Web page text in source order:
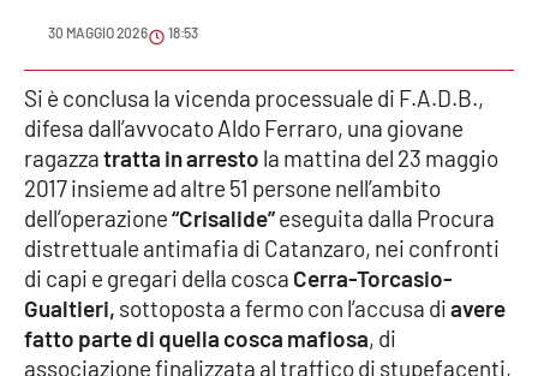
Meteo
Editoriali
VIDEO
Ambiente
Cronaca
30 MAGGIO 2026 18:53
Si è conclusa la vicenda processuale di F.A.D.B.,
difesa dall’avvocato Aldo Ferraro, una giovane
ragazzatratta in arresto la mattina del 23 maggio
2017 insieme ad altre 51 persone nell’ambito
dell’operazione“Crisalide”eseguita dalla Procura
distrettuale antimafia di Catanzaro, nei confronti
di capi e gregari della cosca Cerra-Torcasio-
Gualtieri, sottoposta a fermo con l’accusa diavere
fatto parte di quella cosca mafiosa, di
associazione finalizzata al traffico di stupefacenti,